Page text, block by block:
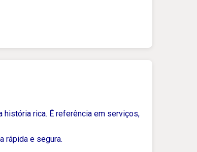
história rica. É referência em serviços,
rápida e segura.